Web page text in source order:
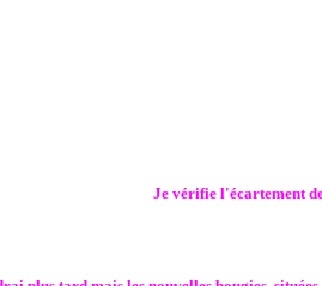
Je vérifie l'écartement